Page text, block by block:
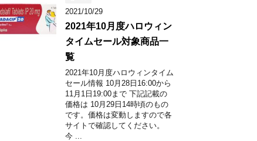
2021/10/29
2021年10月度ハロウィン
タイムセール対象商品一
覧
2021年10月度ハロウィンタイム
セール情報 10月28日16:00から
11月1日19:00まで 下記記載の
価格は 10月29日14時頃のもの
です。価格は変動しますので各
サイトで確認してください。
今 ...